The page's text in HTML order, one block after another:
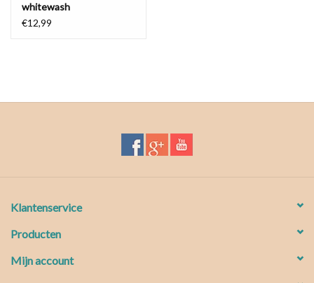
whitewash
€12,99
Klantenservice
Producten
Mijn account